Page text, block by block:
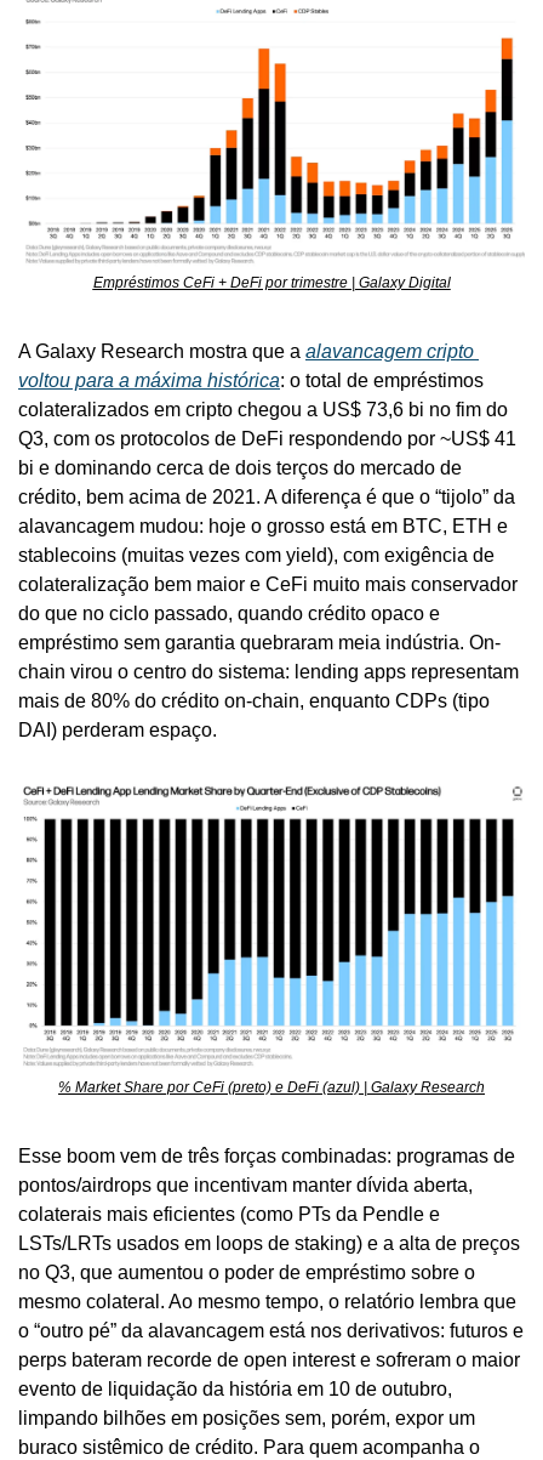
Empréstimos CeFi + DeFi por trimestre | Galaxy Digital
A Galaxy Research mostra que a alavancagem cripto
voltou para a máxima histórica: o total de empréstimos
colateralizados em cripto chegou a US$ 73,6 bi no fim do
Q3, com os protocolos de DeFi respondendo por ~US$ 41
bi e dominando cerca de dois terços do mercado de
crédito, bem acima de 2021. A diferença é que o “tijolo” da
alavancagem mudou: hoje o grosso está em BTC, ETH e
stablecoins (muitas vezes com yield), com exigência de
colateralização bem maior e CeFi muito mais conservador
do que no ciclo passado, quando crédito opaco e
empréstimo sem garantia quebraram meia indústria. On-
chain virou o centro do sistema: lending apps representam
mais de 80% do crédito on-chain, enquanto CDPs (tipo
DAI) perderam espaço.
% Market Share por CeFi (preto) e DeFi (azul) | Galaxy Research
Esse boom vem de três forças combinadas: programas de
pontos/airdrops que incentivam manter dívida aberta,
colaterais mais eficientes (como PTs da Pendle e
LSTs/LRTs usados em loops de staking) e a alta de preços
no Q3, que aumentou o poder de empréstimo sobre o
mesmo colateral. Ao mesmo tempo, o relatório lembra que
o “outro pé” da alavancagem está nos derivativos: futuros e
perps bateram recorde de open interest e sofreram o maior
evento de liquidação da história em 10 de outubro,
limpando bilhões em posições sem, porém, expor um
buraco sistêmico de crédito. Para quem acompanha o